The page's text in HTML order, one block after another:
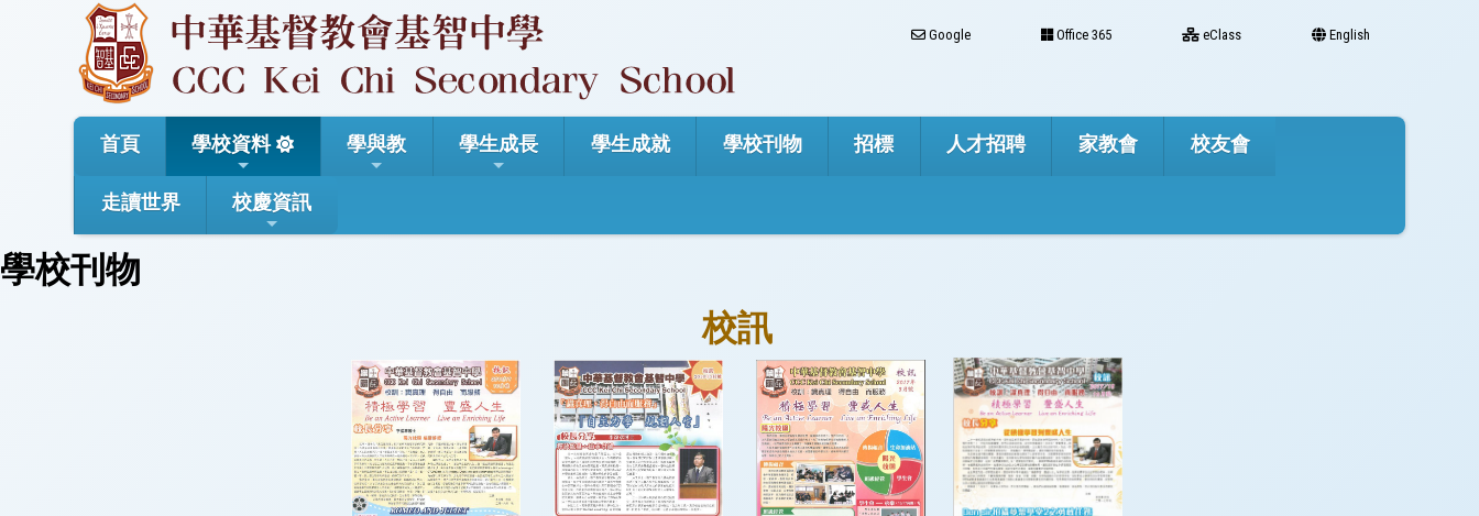
Google Office 365 eClass English
首頁 學校資料 學與教 學生成長 學生成就 學校刊物 招標 人才招聘 家教會 校友會
走讀世界 校慶資訊
學校刊物